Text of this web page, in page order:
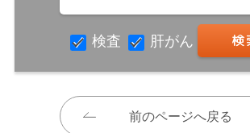
検査 肝がん
前のページへ戻る